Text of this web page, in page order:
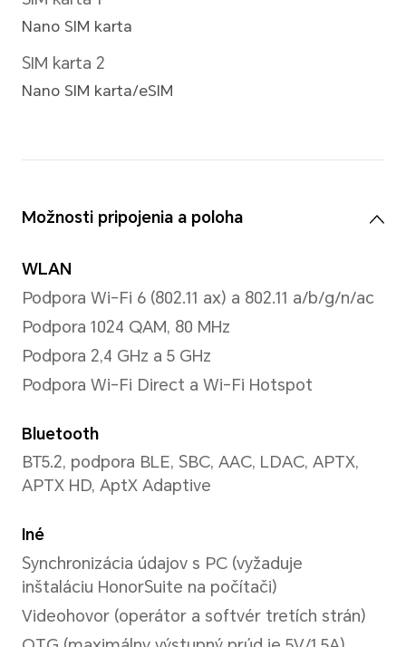
*Skutočné rozlíšenie snímky sa
*Skutočné rozlíšenie obrazu sa
Zadný blesk
Zadný LED blesk
Režimy fotografie
Photo, AI fotografia, Clona,
Portrét (vrátane režimu
režim, Panorama, Filter,